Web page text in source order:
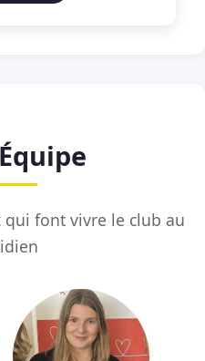
qui font vivre le club au